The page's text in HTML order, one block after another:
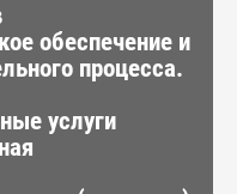
обеспечение и
процесса.
услуги